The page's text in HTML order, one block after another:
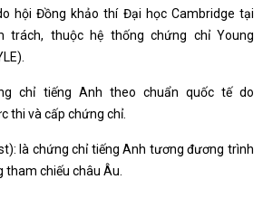
hội Đồng khảo thí Đại học Cambridge tại
trách, thuộc hệ thống chứng chỉ Young
chỉ tiếng Anh theo chuẩn quốc tế do
thi và cấp chứng chỉ.
là chứng chỉ tiếng Anh tương đương trình
chiếu châu Âu.